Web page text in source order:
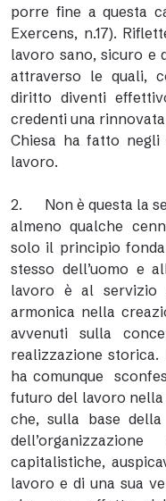
porre fine a questa
Exercens, n.17).
lavoro sano, sicuro e
attraverso le quali,
diritto diventi
credenti una
Chiesa ha fatto
lavoro.
2. Non è questa la
almeno qualche
solo il principio
stesso dell’uomo e
lavoro è al servizio
armonica nella
avvenuti sulla
realizzazione storica.
ha comunque
futuro del lavoro
che, sulla base
capitalistiche,
lavoro e di una sua